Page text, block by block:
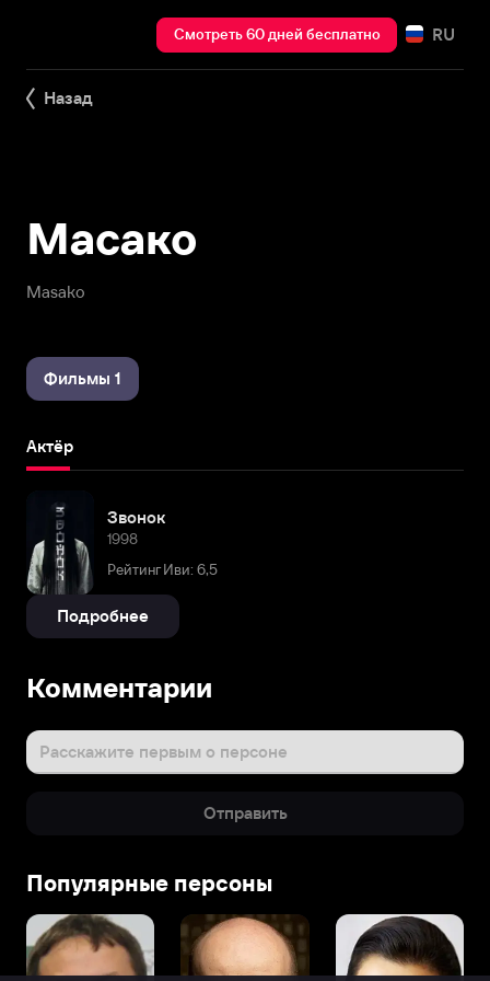
Смотреть 60 дней бесплатно RU
Назад
Masako
Масако
Фильмы 1
Актёр
Звонок
1998
Рейтинг Иви: 6,5
Подробнее
Комментарии
Расскажите первым о персоне
Отправить
Популярные персоны